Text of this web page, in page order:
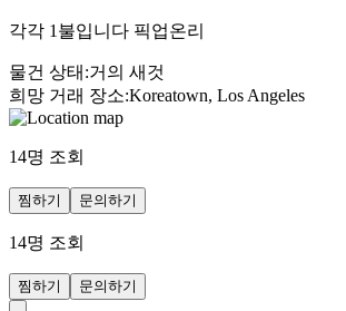
각각 1불입니다 픽업온리
물건 상태 :거의 새것
희망 거래 장소:Koreatown, Los Angeles
14명 조회
찜하기 문의하기
14명 조회
찜하기 문의하기